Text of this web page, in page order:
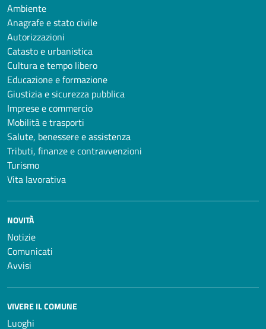
Ambiente
Anagrafe e stato civile
Autorizzazioni
Catasto e urbanistica
Cultura e tempo libero
Educazione e formazione
Giustizia e sicurezza pubblica
Imprese e commercio
Mobilità e trasporti
Salute, benessere e assistenza
Tributi, finanze e contravvenzioni
Turismo
Vita lavorativa
NOVITÀ
Notizie
Comunicati
Avvisi
VIVERE IL COMUNE
Luoghi